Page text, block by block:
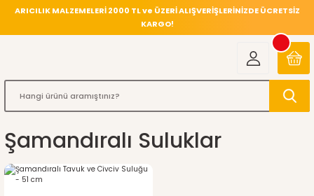
ARICILIK MALZEMELERİ 2000 TL ve ÜZERİ ALIŞVERİŞLERİNİZDE ÜCRETSİZ
KARGO!
Şamandıralı Suluklar